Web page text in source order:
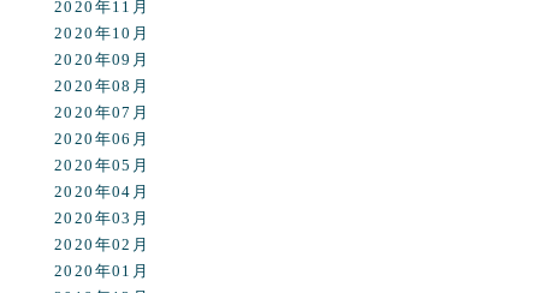
2020年11月
2020年10月
2020年09月
2020年08月
2020年07月
2020年06月
2020年05月
2020年04月
2020年03月
2020年02月
2020年01月